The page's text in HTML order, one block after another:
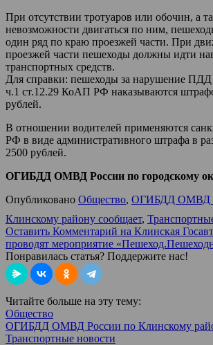
При отсутствии тротуаров или обочин, а
невозможности двигаться по ним,
один ряд по краю проезжей части. При
проезжей части пешеходы должны идти
транспортных средств.
Для справки: пешеходы за нарушение ПДД
ч.1 ст.12.29 КоАП РФ наказываются
рублей.
В отношении водителей применяются
РФ в виде административного штрафа в
2500 рублей.
ОГИБДД ОМВД России по городскому
Опубликовано Общество, ОГИБДД ОМВД
Клинскому району сообщает,
Оставить Комментарий на Клинская
проводят мероприятие
Понравилась статья? Поддержите нас!
Читайте больше на эту тему:
Общество
ОГИБДД ОМВД России по Клинскому
Транспортные новости